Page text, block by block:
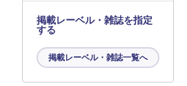
掲載レーベル・雑誌を指定
する
掲載レーベル・雑誌一覧へ